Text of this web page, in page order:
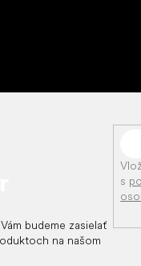
budeme zasielať
na našom
s